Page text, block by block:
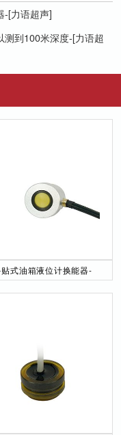
-[力语超声]
到100米深度-[力语超
式油箱液位计换能器-